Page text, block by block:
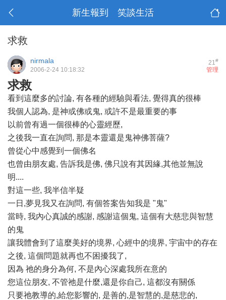
新生報到 笑談生活
求救
21#
nirmala
管理
2006-2-24 10:18:32
求救
看到這麼多的討論, 有各種的經驗與看法, 覺得真的很棒
我個人認為, 是神或佛或鬼, 或許不是最重要的事
以前曾有過一個很棒的心靈經歷,
之後我一直在詢問, 那是本靈還是鬼神佛菩薩?
曾從心中感覺到一個佛名
也曾由朋友處, 告訴我是佛, 佛只說有其因緣,其他並無說
明....
對這一些, 我半信半疑
一日,夢見我又在詢問, 有個答案告知我是 "鬼"
當時, 我內心真誠的感謝, 感謝這個鬼, 這個有大慈悲與智慧
的鬼
讓我體會到了這麼美好的境界, 心經中的境界, 宇宙中的存在
之後, 這個問題就再也不困擾我了,
因為 祂的身分為何, 不是內心深處我所在意的
您這位朋友, 不管祂是什麼,還是你自己, 這都沒有關係
只要祂教導的,給您影響的, 是善的,是智慧的,是慈悲的,